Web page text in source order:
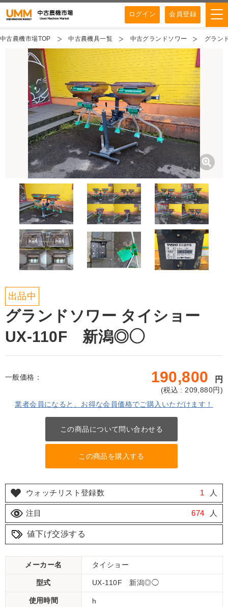
ログイン 会員登録
中古農機市場TOP 中古農機具一覧 中古グランドソワー グラン
出品中
グランドソワー タイショー
UX-110F 新潟◎◯
一般価格： 190,800 円
(税込 : 209,880円)
業者会員になると、お得な会員価格でご購入いただけます！
この商品について問い合わせる
この商品を購入する
ウォッチリスト登録数 1 人
注目 674 人
値下げ交渉する
メーカー名 タイショー
型式 UX-110F 新潟◎◯
使用時間 h